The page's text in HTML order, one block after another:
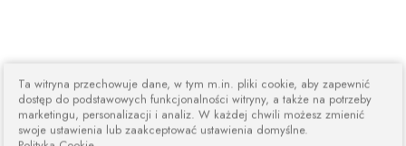
Ta witryna przechowuje dane, w tym m.in. pliki cookie, aby zapewnić
dostęp do podstawowych funkcjonalności witryny, a także na potrzeby
marketingu, personalizacji i analiz. W każdej chwili możesz zmienić
swoje ustawienia lub zaakceptować ustawienia domyślne.